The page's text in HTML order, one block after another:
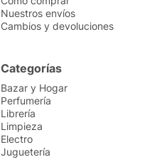
Nuestros envíos
Cambios y devoluciones
Categorías
Bazar y Hogar
Perfumería
Librería
Limpieza
Electro
Juguetería